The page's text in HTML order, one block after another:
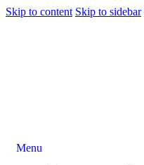
Skip to content Skip to sidebar
Menu